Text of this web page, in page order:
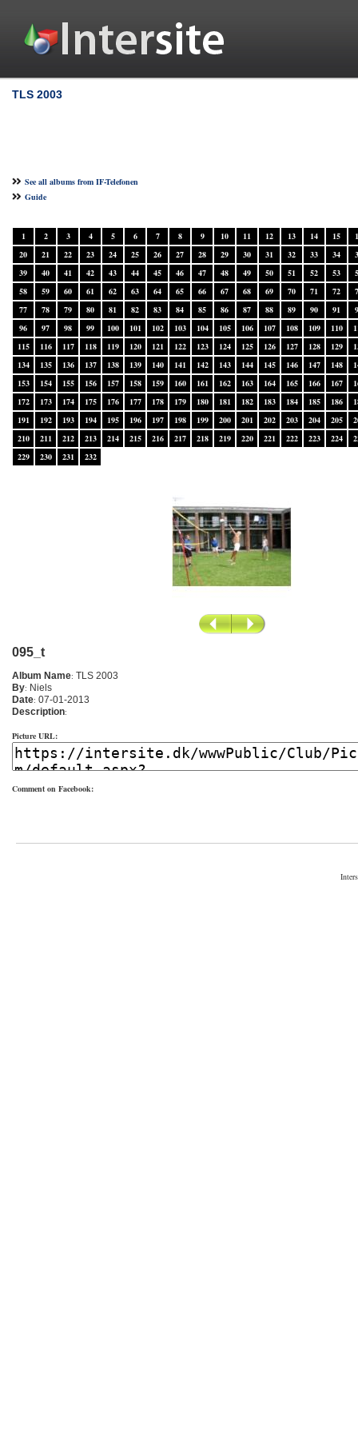
TLS 2003
See all albums from IF-Telefonen
Guide
1 2 3 4 5 6 7 8 9 10 11 12 13 14 15
20
21 22 23 24 25 26 27 28 29 30 31 32 33 34
39
40 41 42 43 44 45 46 47 48 49 50 51 52 53
58
59 60 61 62 63 64 65 66 67 68 69 70 71 72
77
78 79 80 81 82 83 84 85 86 87 88 89 90 91
96
97 98 99 100 101 102 103 104 105 106 107 108 109 110
115
116 117 118 119 120 121 122 123 124 125 126 127 128 129
134
135 136 137 138 139 140 141 142 143 144 145 146 147 148
153
154 155 156 157 158 159 160 161 162 163 164 165 166 167
172
173 174 175 176 177 178 179 180 181 182 183 184 185 186
191
192 193 194 195 196 197 198 199 200 201 202 203 204 205
210
211 212 213 214 215 216 217 218 219 220 221 222 223 224
229
230 231 232
095_t
Album Name: TLS 2003
By: Niels
Date: 07-01-2013
Description:
Picture URL:
Comment on Facebook: